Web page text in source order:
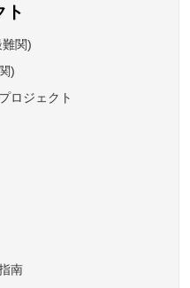
ト
関)
)
ロジェクト
南